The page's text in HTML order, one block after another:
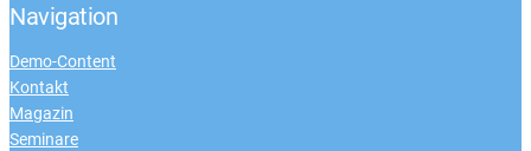
Navigation
Demo-Content
Kontakt
Magazin
Seminare